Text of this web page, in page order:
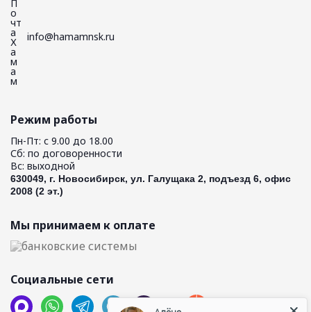
info@hamamnsk.ru
Режим работы
Пн-Пт: с 9.00 до 18.00
Сб: по договоренности
Вс: выходной
630049, г. Новосибирск, ул. Галущака 2, подъезд 6, офис
2008 (2 эт.)
Мы принимаем к оплате
Социальные сети